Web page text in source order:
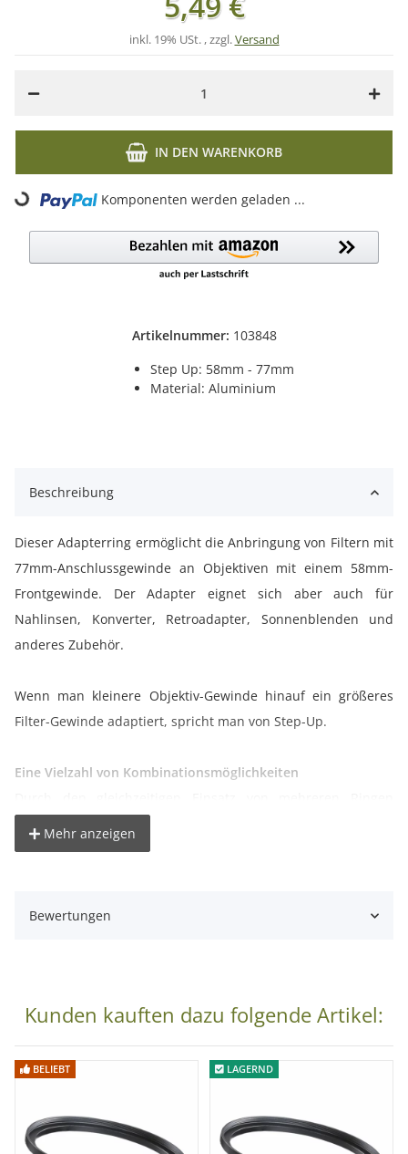
Artikelnummer: 103848
Step Up: 58mm - 77mm
Material: Aluminium
inkl. 19% USt. , zzgl.Versand
IN DEN WARENKORB
Loading... Komponenten werden geladen ...
Beschreibung
Dieser Adapterring ermöglicht die Anbringung von Filtern mit
77mm-Anschlussgewinde an Objektiven mit einem 58mm-
Frontgewinde. Der Adapter eignet sich aber auch für
Nahlinsen, Konverter, Retroadapter, Sonnenblenden und
anderes Zubehör.
Wenn man kleinere Objektiv-Gewinde hinauf ein größeres
Filter-Gewinde adaptiert, spricht man von Step-Up.
Eine Vielzahl von Kombinationsmöglichkeiten
ausgleichen.
Wenn Sie mehrere Adapterringe gleichzeitig verwenden und
Material: Aluminium
Lieferumfang:
Mehr anzeigen
Bewertungen
Kunden kauften dazu folgende Artikel:
BELIEBT LAGERND